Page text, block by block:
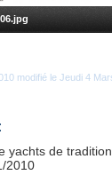
modifié le Jeudi 4
yachts de tradition
2010